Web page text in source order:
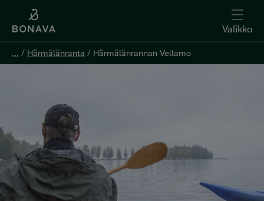
Valikko
... / Härmälänranta / Härmälänrannan Vellamo
... / Härmälänranta / Härmälänrannan Vellamo